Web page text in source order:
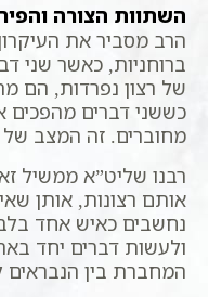
השתוות הצורה
הרב מסביר את
ברוחניות, כאשר שני
של רצון נפרדות, הם
כששני דברים מהפכים
מחוברים. זה המצב
רבנו שליט”א ממשיל
אותם רצונות, אותן
נחשבים כאיש אחד
ולעשות דברים יחד
המחברת בין הנבראים